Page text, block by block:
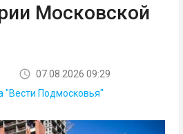
Московской
07.08.2026 09:29
"Вести Подмосковья"